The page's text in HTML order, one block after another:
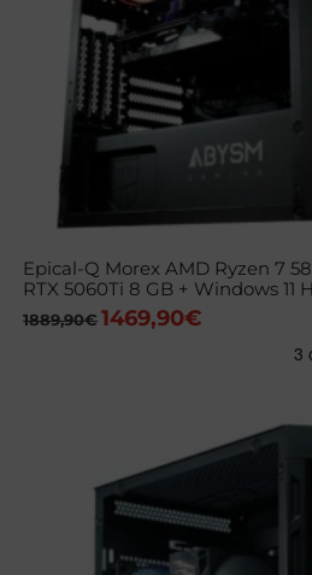
Epical-Q Morex AMD Ryzen 7
RTX 5060Ti 8 GB + Windows 11
1889,90€ El
1469,90€